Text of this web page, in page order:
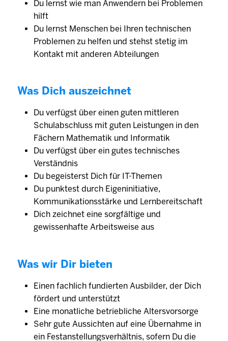
Du lernst wie man Anwendern bei Problemen
hilft
Du lernst Menschen bei Ihren technischen
Problemen zu helfen und stehst stetig im
Kontakt mit anderen Abteilungen
Was Dich auszeichnet
Du verfügst über einen guten mittleren
Schulabschluss mit guten Leistungen in den
Fächern Mathematik und Informatik
Du verfügst über ein gutes technisches
Verständnis
Du begeisterst Dich für IT-Themen
Du punktest durch Eigeninitiative,
Kommunikationsstärke und Lernbereitschaft
Dich zeichnet eine sorgfältige und
gewissenhafte Arbeitsweise aus
Was wir Dir bieten
Einen fachlich fundierten Ausbilder, der Dich
fördert und unterstützt
Eine monatliche betriebliche Altersvorsorge
Sehr gute Aussichten auf eine Übernahme in
ein Festanstellungsverhältnis, sofern Du die